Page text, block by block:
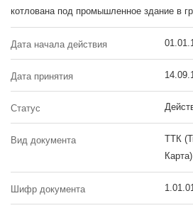
котлована под промышленное здание в
Дата начала действия
Дата принятия
Статус
Вид документа
ТТК
Карта)
Шифр документа